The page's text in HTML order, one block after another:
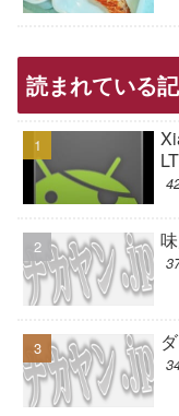
読まれている